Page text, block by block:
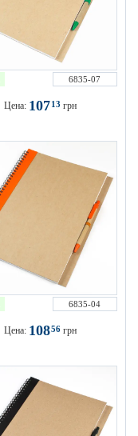
6835-07
Цена: 10713 грн
6835-04
Цена: 10856 грн